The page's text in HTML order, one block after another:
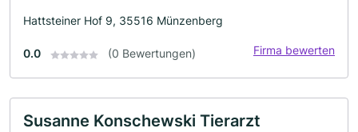
Hattsteiner Hof 9, 35516 Münzenberg
0.0 (0 Bewertungen) Firma bewerten
Susanne Konschewski Tierarzt